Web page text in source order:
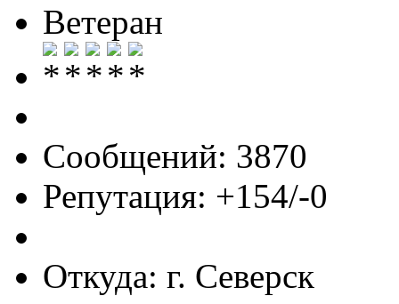
Ветеран
Сообщений: 3870
Репутация: +154/-0
Откуда: г. Северск